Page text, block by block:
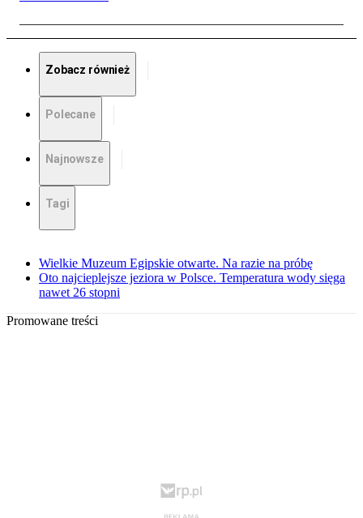
Zobacz również
Polecane
Najnowsze
Tagi
Wielkie Muzeum Egipskie otwarte. Na razie na próbę
Oto najcieplejsze jeziora w Polsce. Temperatura wody sięga
nawet 26 stopni
Promowane treści